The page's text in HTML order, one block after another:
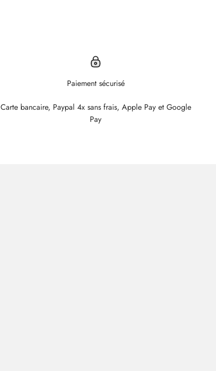
Paiement sécurisé
Carte bancaire, Paypal 4x sans frais, Apple Pay et Google
Pay